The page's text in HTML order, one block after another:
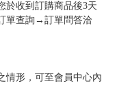
於收到訂購商品後3天
單查詢→訂單問答洽
情形，可至會員中心內